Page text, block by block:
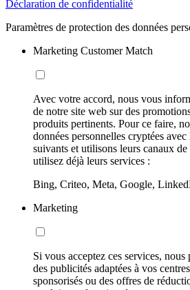
Déclaration de confidentialité
Paramètres de protection des données
Marketing Customer Match
Avec votre accord, nous vous
de notre site web sur des
produits pertinents. Pour ce faire,
données personnelles cryptées
suivants et utilisons leurs canaux
utilisez déjà leurs services :
Bing, Criteo, Meta, Google,
Marketing
Si vous acceptez ces services,
des publicités adaptées à vos
sponsorisés ou des offres de